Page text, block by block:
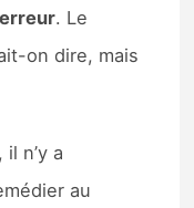
. Le
on dire, mais
n’y a
au